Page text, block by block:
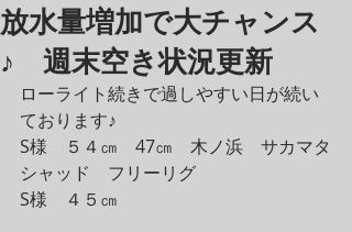
放水量増加で大チャンス
♪ 週末空き状況更新
ローライト続きで過しやすい日が続い
ております♪
S様　５４㎝　47㎝　木ノ浜　サカマタ
シャッド　フリーリグ
S様　４５㎝